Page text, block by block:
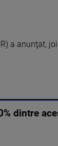
a anunţat,
dintre